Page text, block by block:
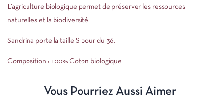
L’agriculture biologique permet de préserver les ressources
naturelles et la biodiversité.
Sandrina porte la taille S pour du 36.
Composition : 100% Coton biologique
Vous Pourriez Aussi Aimer